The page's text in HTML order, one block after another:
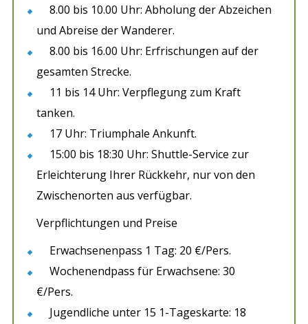
8.00 bis 10.00 Uhr: Abholung der Abzeichen
und Abreise der Wanderer.
8.00 bis 16.00 Uhr: Erfrischungen auf der
gesamten Strecke.
11 bis 14 Uhr: Verpflegung zum Kraft
tanken.
17 Uhr: Triumphale Ankunft.
15:00 bis 18:30 Uhr: Shuttle-Service zur
Erleichterung Ihrer Rückkehr, nur von den
Zwischenorten aus verfügbar.
Verpflichtungen und Preise
Erwachsenenpass 1 Tag: 20 €/Pers.
Wochenendpass für Erwachsene: 30
€/Pers.
Jugendliche unter 15 1-Tageskarte: 18